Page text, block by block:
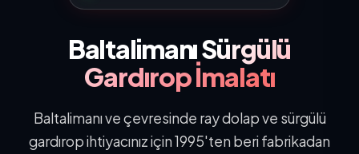
BaltalimanıSürgülü
Gardırop İmalatı
Baltalimanı ve çevresinde ray dolap ve sürgülü
gardırop ihtiyacınız için 1995'ten beri fabrikadan